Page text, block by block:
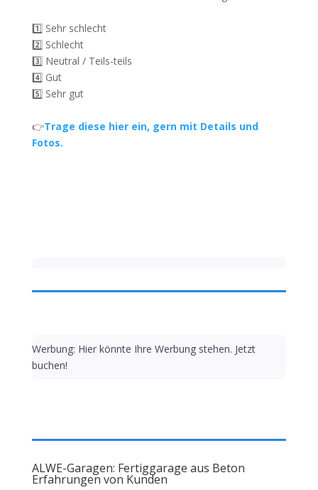
1️⃣ Sehr schlecht
2️⃣ Schlecht
3️⃣ Neutral / Teils-teils
4️⃣ Gut
5️⃣ Sehr gut
👉Trage diese hier ein, gern mit Details und
Fotos.
Werbung: Hier könnte Ihre Werbung stehen. Jetzt
buchen!
ALWE-Garagen: Fertiggarage aus Beton
Erfahrungen von Kunden